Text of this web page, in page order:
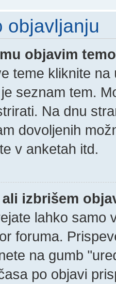
objavljanju
objavim
teme kliknite
seznam tem.
Na dnu
dovoljenih
v anketah itd.
izbrišem
lahko samo
foruma.
na gumb
po objavi